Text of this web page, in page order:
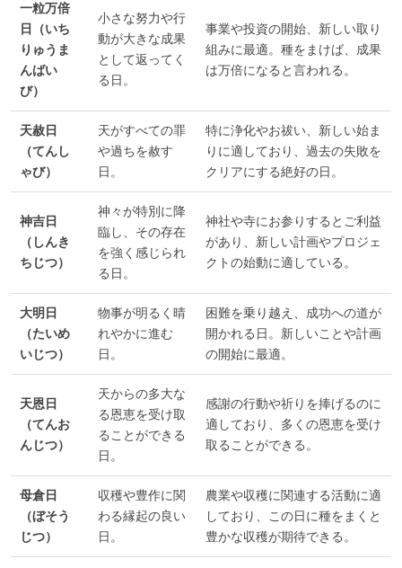
一粒万倍
日（いち
りゅうま
んばい
び）
小さな努力や行
動が大きな成果
として返ってく
る日。
事業や投資の開始、新しい取り
組みに最適。種をまけば、成果
は万倍になると言われる。
天赦日
（てんし
ゃび）
天がすべての罪
や過ちを赦す
日。
特に浄化やお祓い、新しい始ま
りに適しており、過去の失敗を
クリアにする絶好の日。
神吉日
（しんき
ちじつ）
神々が特別に降
臨し、その存在
を強く感じられ
る日。
神社や寺にお参りするとご利益
があり、新しい計画やプロジェ
クトの始動に適している。
大明日
（たいめ
いじつ）
物事が明るく晴
れやかに進む
日。
困難を乗り越え、成功への道が
開かれる日。新しいことや計画
の開始に最適。
天恩日
（てんお
んじつ）
天からの多大な
る恩恵を受け取
ることができる
日。
感謝の行動や祈りを捧げるのに
適しており、多くの恩恵を受け
取ることができる。
母倉日
（ぼそう
じつ）
収穫や豊作に関
わる縁起の良い
日。
農業や収穫に関連する活動に適
しており、この日に種をまくと
豊かな収穫が期待できる。